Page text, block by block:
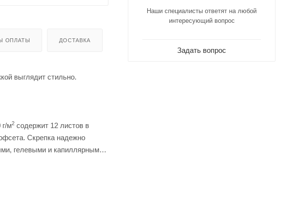
ОПЛАТЫ ДОСТАВКА
выглядит стильно.
г/м2 содержит 12 листов в
Скрепка надежно
гелевыми и капиллярными
Наши специалисты ответят на любой
интересующий вопрос
Задать вопрос